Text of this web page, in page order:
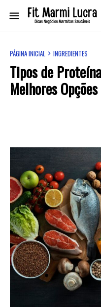
PÁGINA INICIAL INGREDIENTES
Tipos de
Melhores